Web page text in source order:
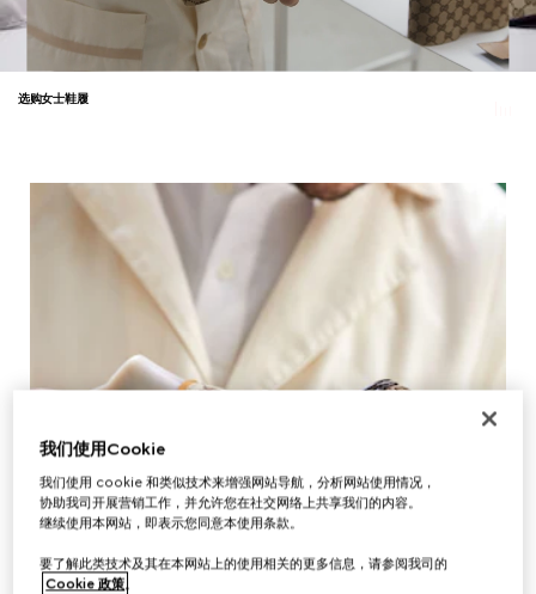
选购女士鞋履
我们使用Cookie
我们使用 cookie 和类似技术来增强网站导航，分析网站使用情况，
协助我司开展营销工作，并允许您在社交网络上共享我们的内容。
继续使用本网站，即表示您同意本使用条款。
要了解此类技术及其在本网站上的使用相关的更多信息，请参阅我司的
Cookie 政策。